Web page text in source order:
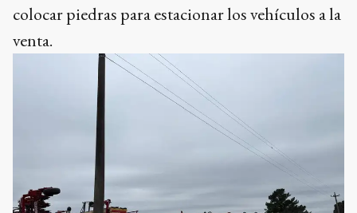
colocar piedras para estacionar los vehículos a la
venta.